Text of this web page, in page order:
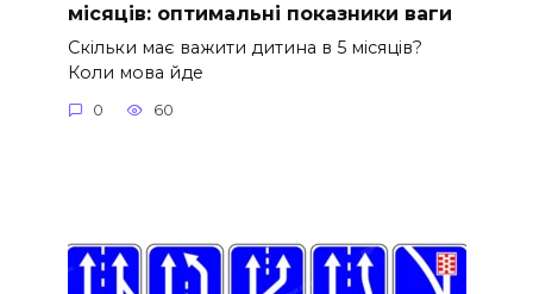
місяців: оптимальні показники ваги
Скільки має важити дитина в 5 місяців?
Коли мова йде
0 60